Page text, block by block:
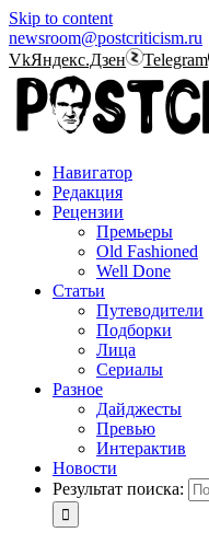
Skip to content
newsroom@postcriticism.ru
VkЯндекс.Дзен Telegram
Навигатор
Редакция
Рецензии
Премьеры
Old Fashioned
Well Done
Статьи
Путеводители
Подборки
Лица
Сериалы
Разное
Дайджесты
Превью
Интерактив
Новости
Результат поиска: